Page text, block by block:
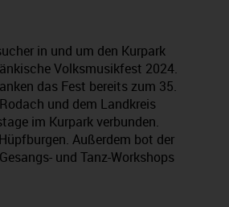
in und um den Kurpark
Volksmusikfest 2024.
das Fest bereits zum 35.
und dem Landkreis
im Kurpark verbunden.
Außerdem bot der
und Tanz-Workshops